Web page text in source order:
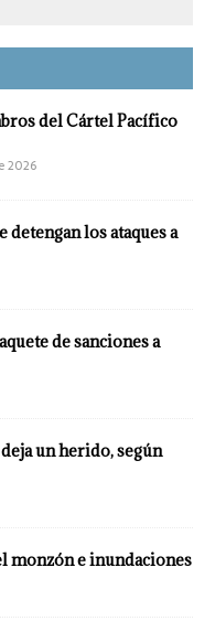
del Cártel Pacífico
2026
detengan los ataques a
de sanciones a
un herido, según
monzón e inundaciones